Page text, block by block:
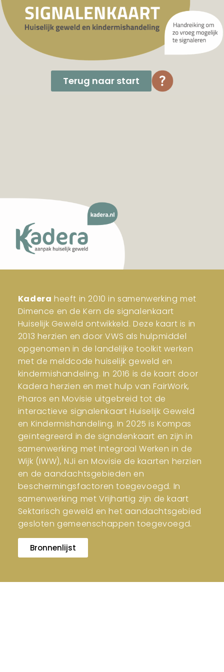
Terug naar start
Kadera heeft in 2010 in samenwerking met
Dimence en de Kern de signalenkaart
Huiselijk Geweld ontwikkeld. Deze kaart is in
2013 herzien en door VWS als hulpmiddel
opgenomen in de landelijke toolkit werken
met de meldcode huiselijk geweld en
kindermishandeling. In 2016 is de kaart door
Kadera herzien en met hulp van FairWork,
Pharos en Movisie uitgebreid tot de
interactieve signalenkaart Huiselijk Geweld
en Kindermishandeling. In 2025 is Kompas
geïntegreerd in de signalenkaart en zijn in
samenwerking met Integraal Werken in de
Wijk (IWW), NJi en Movisie de kaarten herzien
en de aandachtsgebieden en
beschermingsfactoren toegevoegd. In
samenwerking met Vrijhartig zijn de kaart
Sektarisch geweld en het aandachtsgebied
gesloten gemeenschappen toegevoegd.
Bronnenlijst